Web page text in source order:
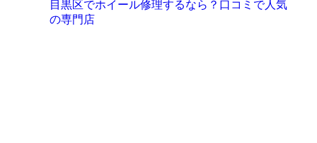
目黒区でホイール修理するなら？口コミで人気
の専門店